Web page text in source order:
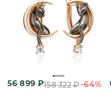
56 899₽158 322₽-64%